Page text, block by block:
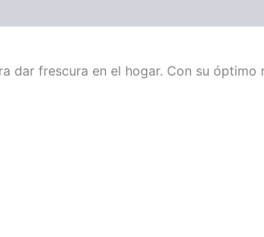
dar frescura en el hogar. Con su óptimo